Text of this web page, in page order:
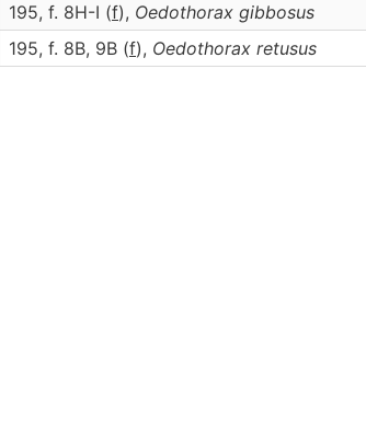
195, f. 8H-I (f), Oedothorax gibbosus
195, f. 8B, 9B (f), Oedothorax retusus